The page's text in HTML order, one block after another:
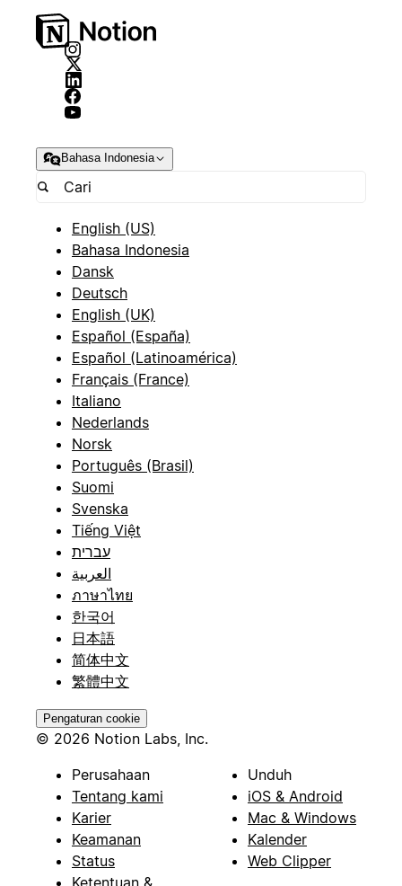
Bahasa Indonesia
English (US)
Bahasa Indonesia
Dansk
Deutsch
English (UK)
Español (España)
Español (Latinoamérica)
Français (France)
Italiano
Nederlands
Norsk
Português (Brasil)
Suomi
Svenska
Tiếng Việt
עברית
العربية
ภาษาไทย
한국어
日本語
简体中文
繁體中文
Pengaturan cookie
© 2026 Notion Labs, Inc.
Perusahaan
Tentang kami
Karier
Keamanan
Status
Ketentuan &
Unduh
iOS & Android
Mac & Windows
Kalender
Web Clipper